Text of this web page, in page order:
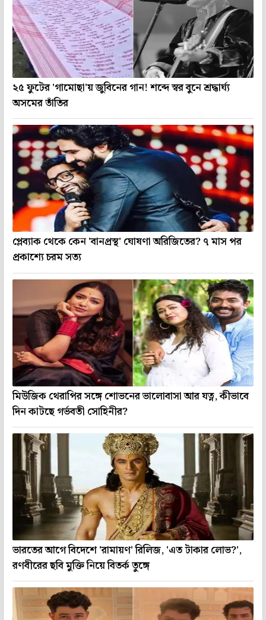
২৫ ফুটের 'গামোছা'য় জুবিনের গান! শব্দে স্বর বুনে শ্রদ্ধার্ঘ্য
অসমের তাঁতির
প্লেব্যাক থেকে কেন 'বানপ্রস্থ' ঘোষণা অরিজিতের? ৭ মাস পর
প্রকাশ্যে চরম সত্য
মিউজিক থেরাপির সঙ্গে শোভনের ভালোবাসা আর যত্ন, কীভাবে
দিন কাটছে গর্ভবতী সোহিনীর?
ভারতের আগে বিদেশে 'রামায়ণ' রিলিজ, 'এত টাকার লোভ?',
রণবীরের ছবি মুক্তি নিয়ে বিতর্ক তুঙ্গে